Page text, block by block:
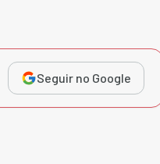
Seguir no Google